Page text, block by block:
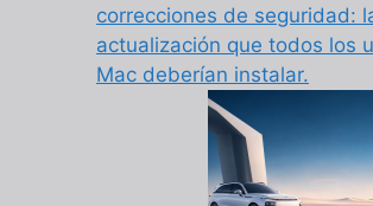
correcciones de seguridad:
actualización que todos los
Mac deberían instalar.